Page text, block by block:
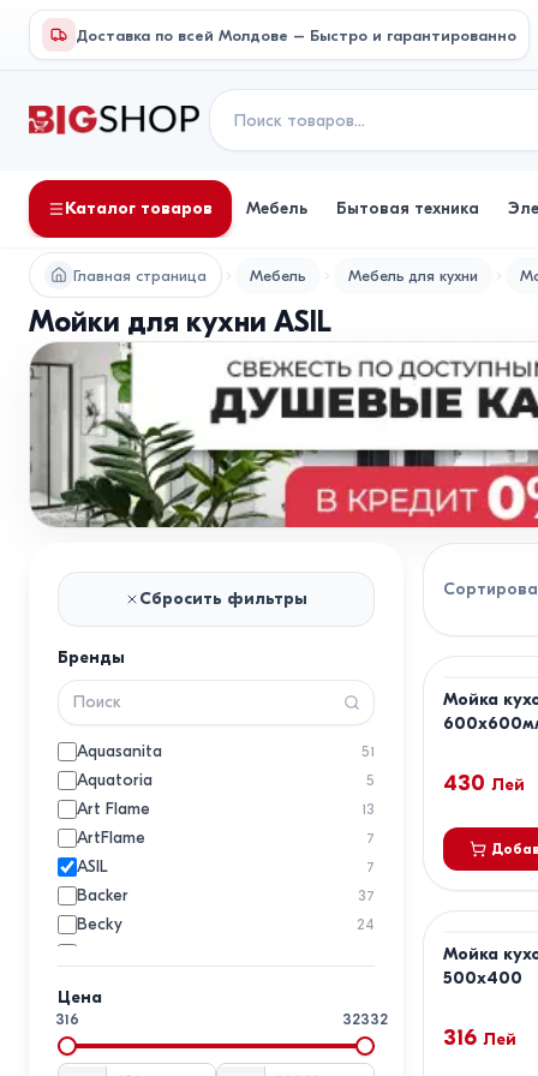
Доставка по всей Молдове – Быстро и гарантированно
Каталог товаров Мебель Бытовая техника
Главная страница Мебель Мебель для кухни
Мойки для кухни ASIL
Сбросить фильтры
Бренды
Aquasanita 51
Aquatoria 5
Art Flame 13
ArtFlame 7
ASIL 7
Backer 37
Becky 24
2
Dr. Gans 30
EcoStone 1
Цена
316 32332
Мойка
430 Лей
Мойка
500x400
316 Лей